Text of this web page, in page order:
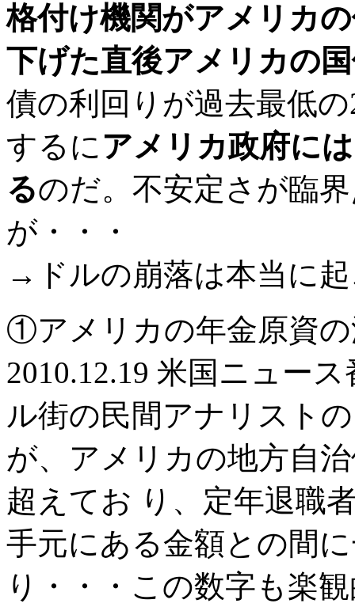
格付け機関がアメリカ
下げた直後アメリカの
債の利回りが過去最低
するにアメリカ政府に
るのだ。不安定さが臨
が・・・
→ドルの崩落は本当に
①アメリカの年金原資
2010.12.19 米国ニュー
ル街の民間アナリスト
が、アメリカの地方自
超えてお り、定年退職
手元にある金額との間
り・・・この数字も楽